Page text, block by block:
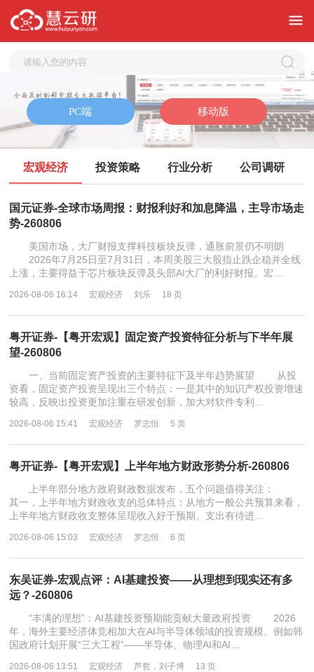
宏观经济 投资策略 行业分析 公司调研
国元证券-全球市场周报：财报利好和加息降温，主导市场走
势-260806
美国市场，大厂财报支撑科技板块反弹，通胀前景仍不明朗
2026年7月25日至7月31日，本周美股三大股指止跌企稳并全线
上涨，主要得益于芯片板块反弹及头部AI大厂的利好财报。宏…
2026-08-06 16:14 宏观经济 刘乐 18 页
粤开证券-【粤开宏观】固定资产投资特征分析与下半年展
望-260806
一、当前固定资产投资的主要特征下及半年趋势展望 从投
资看，固定资产投资呈现出三个特点：一是其中的知识产权投资增速
较高，反映出投资更加注重在研发创新，加大对软件专利…
2026-08-06 15:41 宏观经济 罗志恒 5 页
粤开证券-【粤开宏观】上半年地方财政形势分析-260806
上半年部分地方政府财政数据发布，五个问题值得关注：
其一，上半年地方财政收支的总体特点：从地方一般公共预算来看，
上半年地方财政收支整体呈现收入好于预期、支出有待进…
2026-08-06 15:03 宏观经济 罗志恒 6 页
东吴证券-宏观点评：AI基建投资——从理想到现实还有多
远？-260806
“丰满的理想”：AI基建投资预期能贡献大量政府投资 2026
年，海外主要经济体竞相加大在AI与半导体领域的投资规模。例如韩
国政府计划开展“三大工程”——半导体、物理AI和AI…
2026-08-06 13:51 宏观经济 芦哲，刘子博 13 页